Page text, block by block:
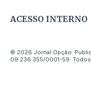
ACESSO INTERNO
© 2026 Jornal Opção.
09.236.355/0001-59.